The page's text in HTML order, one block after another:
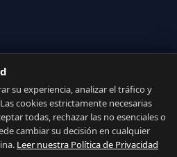
su experiencia, analizar el tráfico y
cookies estrictamente necesarias
todas, rechazar las no esenciales o
cambiar su decisión en cualquier
Leer nuestra Política de Privacidad